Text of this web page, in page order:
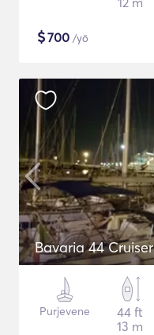
$700 /yö
Bavaria 44 Cruiser
Purjevene
44 ft
13 m